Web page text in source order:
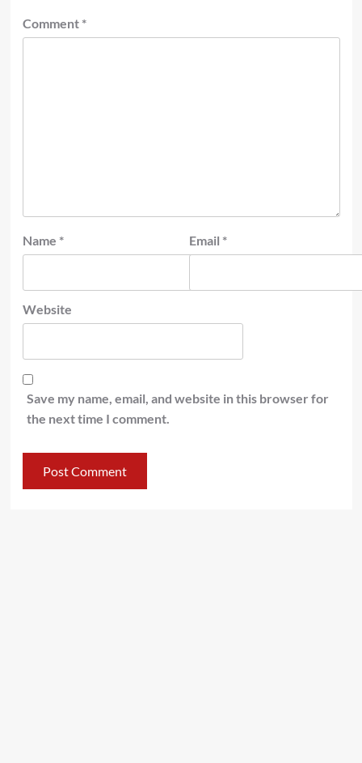
Comment *
Name * Email *
Website
Save my name, email, and website in this browser for
the next time I comment.